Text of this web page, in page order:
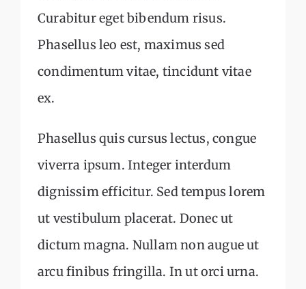
Curabitur eget bibendum risus.
Phasellus leo est, maximus sed
condimentum vitae, tincidunt vitae
ex.
Phasellus quis cursus lectus, congue
viverra ipsum. Integer interdum
dignissim efficitur. Sed tempus lorem
ut vestibulum placerat. Donec ut
dictum magna. Nullam non augue ut
arcu finibus fringilla. In ut orci urna.